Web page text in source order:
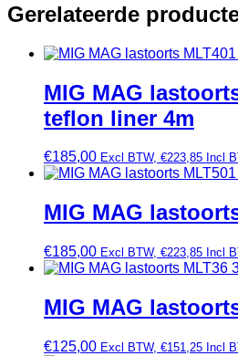
Gerelateerde
MIG MAG
teflon liner 4m
€185,00 Excl BTW, €223,85 Incl
MIG MAG
€185,00 Excl BTW, €223,85 Incl
MIG MAG
€125,00 Excl BTW, €151,25 Incl